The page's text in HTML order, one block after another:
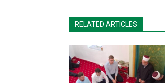
RELATED ARTICLES